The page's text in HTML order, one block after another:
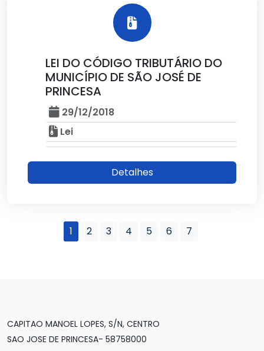
LEI DO CÓDIGO TRIBUTÁRIO DO
MUNICÍPIO DE SÃO JOSÉ DE
PRINCESA
29/12/2018
Lei
Detalhes
1 2 3 4 5 6 7
CAPITAO MANOEL LOPES, S/N, CENTRO
SAO JOSE DE PRINCESA- 58758000